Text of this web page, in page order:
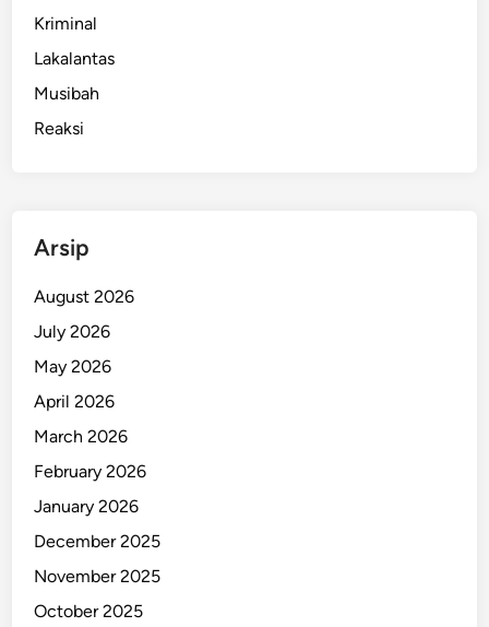
Kriminal
Lakalantas
Musibah
Reaksi
Arsip
August 2026
July 2026
May 2026
April 2026
March 2026
February 2026
January 2026
December 2025
November 2025
October 2025